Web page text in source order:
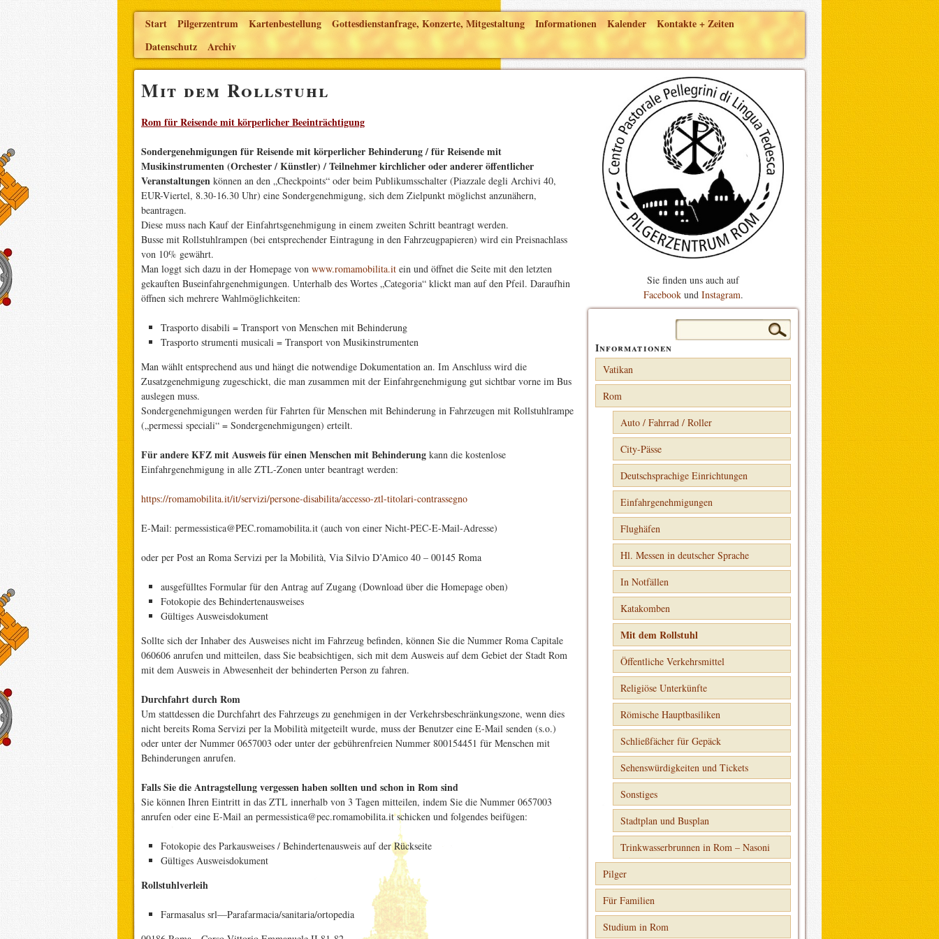
Start Pilgerzentrum Kartenbestellung Gottesdienstanfrage, Konzerte, Mitgestaltung Informationen Kalender
Kontakte + Zeiten
Datenschutz
Archiv
Mit dem Rollstuhl
Rom für Reisende mit körperlicher Beeinträchtigung
Sondergenehmigungen für Reisende mit körperlicher Behinderung / für Reisende mit
Musikinstrumenten (Orchester / Künstler) / Teilnehmer kirchlicher oder anderer öffentlicher
Veranstaltungen können an den „Checkpoints“ oder beim Publikumsschalter (Piazzale degli Archivi 40,
EUR-Viertel, 8.30-16.30 Uhr) eine Sondergenehmigung, sich dem Zielpunkt möglichst anzunähern,
beantragen.
Diese muss nach Kauf der Einfahrtsgenehmigung in einem zweiten Schritt beantragt werden.
Busse mit Rollstuhlrampen (bei entsprechender Eintragung in den Fahrzeugpapieren) wird ein Preisnachlass
von 10% gewährt.
Man loggt sich dazu in der Homepage von www.romamobilita.it ein und öffnet die Seite mit den letzten
gekauften Buseinfahrgenehmigungen. Unterhalb des Wortes „Categoria“ klickt man auf den Pfeil. Daraufhin
öffnen sich mehrere Wahlmöglichkeiten:
Trasporto disabili = Transport von Menschen mit Behinderung
Trasporto strumenti musicali = Transport von Musikinstrumenten
Man wählt entsprechend aus und hängt die notwendige Dokumentation an. Im Anschluss wird die
Zusatzgenehmigung zugeschickt, die man zusammen mit der Einfahrgenehmigung gut sichtbar vorne im Bus
auslegen muss.
Sondergenehmigungen werden für Fahrten für Menschen mit Behinderung in Fahrzeugen mit Rollstuhlrampe
(„permessi speciali“ = Sondergenehmigungen) erteilt.
Für andere KFZ mit Ausweis für einen Menschen mit Behinderung kann die kostenlose
Einfahrgenehmigung in alle ZTL-Zonen unter beantragt werden:
https://romamobilita.it/it/servizi/persone-disabilita/accesso-ztl-titolari-contrassegno
E-Mail: permessistica@PEC.romamobilita.it (auch von einer Nicht-PEC-E-Mail-Adresse)
oder per Post an Roma Servizi per la Mobilità, Via Silvio D’Amico 40 – 00145 Roma
ausgefülltes Formular für den Antrag auf Zugang (Download über die Homepage oben)
Fotokopie des Behindertenausweises
Gültiges Ausweisdokument
Sollte sich der Inhaber des Ausweises nicht im Fahrzeug befinden, können Sie die Nummer Roma Capitale
060606 anrufen und mitteilen, dass Sie beabsichtigen, sich mit dem Ausweis auf dem Gebiet der Stadt Rom
mit dem Ausweis in Abwesenheit der behinderten Person zu fahren.
Durchfahrt durch Rom
Um stattdessen die Durchfahrt des Fahrzeugs zu genehmigen in der Verkehrsbeschränkungszone, wenn dies
nicht bereits Roma Servizi per la Mobilità mitgeteilt wurde, muss der Benutzer eine E-Mail senden (s.o.)
oder unter der Nummer 0657003 oder unter der gebührenfreien Nummer 800154451 für Menschen mit
Behinderungen anrufen.
Falls Sie die Antragstellung vergessen haben sollten und schon in Rom sind
Sie können Ihren Eintritt in das ZTL innerhalb von 3 Tagen mitteilen, indem Sie die Nummer 0657003
anrufen oder eine E-Mail an permessistica@pec.romamobilita.it schicken und folgendes beifügen:
Fotokopie des Parkausweises / Behindertenausweis auf der Rückseite
Gültiges Ausweisdokument
Rollstuhlverleih
Farmasalus srl—Parafarmacia/sanitaria/ortopedia
Sie finden uns auch auf
Facebookund Instagram.
Suchen
Informationen
Vatikan
Rom
Auto / Fahrrad / Roller
City-Pässe
Deutschsprachige Einrichtungen
Einfahrgenehmigungen
Flughäfen
Hl. Messen in deutscher Sprache
In Notfällen
Katakomben
Mit dem Rollstuhl
Öffentliche Verkehrsmittel
Religiöse Unterkünfte
Römische Hauptbasiliken
Schließfächer für Gepäck
Sehenswürdigkeiten und Tickets
Sonstiges
Stadtplan und Busplan
Trinkwasserbrunnen in Rom – Nasoni
Pilger
Für Familien
Studium in Rom